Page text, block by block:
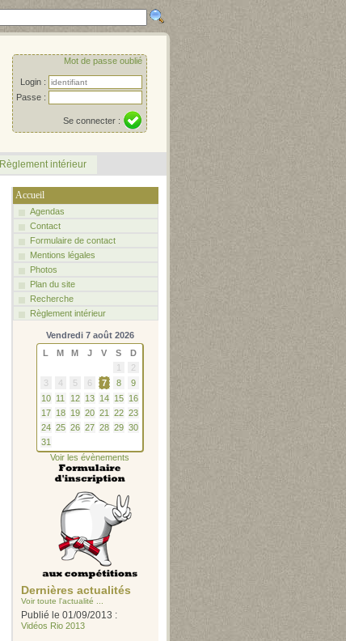
Mot de passe oublié
Login :
Passe :
Se connecter :
Règlement intérieur
Accueil
Agendas
Contact
Formulaire de contact
Mentions légales
Photos
Plan du site
Recherche
Règlement intérieur
Vendredi 7 août 2026
L
M M J V S
D
1
2
3
4 5 6 7 8
9
10
11 12 13 14 15
16
17
18 19 20 21 22 23
24 25 26 27 28 29 30
31
Voir les évènements
Dernières actualités
Voir toute l'actualité ...
Publié le 01/09/2013 :
Vidéos Rio 2013